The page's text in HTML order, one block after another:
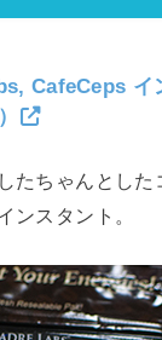
CafeCeps イ
たちゃんとし
ンスタント。